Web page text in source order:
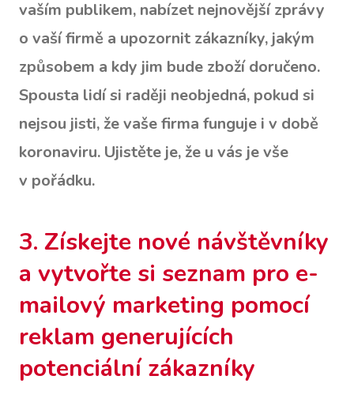
vaším publikem, nabízet nejnovější zprávy
o vaší firmě a upozornit zákazníky, jakým
způsobem a kdy jim bude zboží doručeno.
Spousta lidí si raději neobjedná, pokud si
nejsou jisti, že vaše firma funguje i v době
koronaviru. Ujistěte je, že u vás je vše
v pořádku.
3. Získejte nové návštěvníky
a vytvořte si seznam pro e-
mailový marketing pomocí
reklam generujících
potenciální zákazníky